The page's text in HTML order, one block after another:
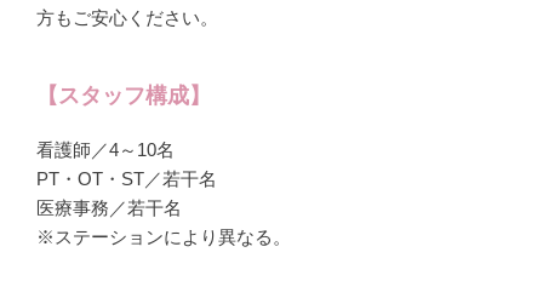
方もご安心ください。
【スタッフ構成】
看護師／4～10名
PT・OT・ST／若干名
医療事務／若干名
※ステーションにより異なる。